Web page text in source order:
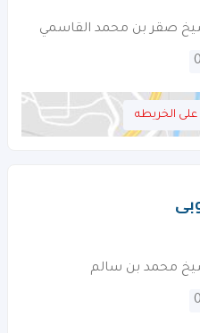
صقر بن محمد القاسمي
الخريطه
محمد بن سالم